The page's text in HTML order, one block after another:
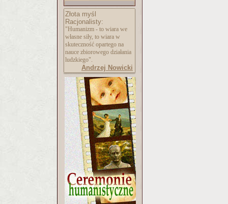
Złota myśl
Racjonalisty:
"Humanizm - to wiara we
własne siły, to wiara w
skuteczność opartego na
nauce zbiorowego działania
ludzkiego".
Andrzej Nowicki